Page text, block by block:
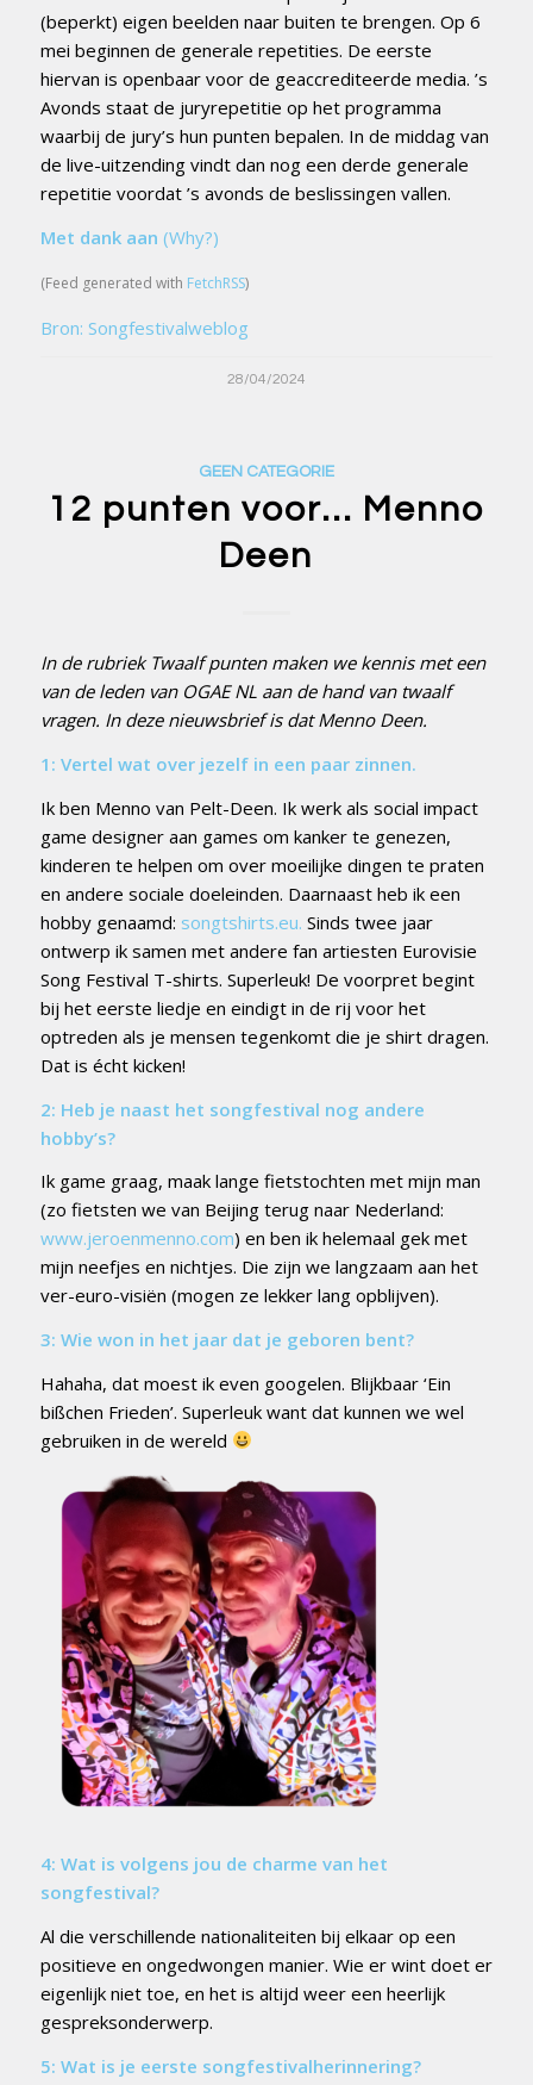
(beperkt) eigen beelden naar buiten te brengen. Op 6
mei beginnen de generale repetities. De eerste
hiervan is openbaar voor de geaccrediteerde media. ’s
Avonds staat de juryrepetitie op het programma
waarbij de jury’s hun punten bepalen. In de middag van
de live-uitzending vindt dan nog een derde generale
repetitie voordat ’s avonds de beslissingen vallen.
Met dank aan (Why?)
(Feed generated with FetchRSS)
Bron: Songfestivalweblog
28/04/2024
GEEN CATEGORIE
12 punten voor… Menno
Deen
In de rubriek Twaalf punten maken we kennis met een
van de leden van OGAE NL aan de hand van twaalf
vragen. In deze nieuwsbrief is dat Menno Deen.
1: Vertel wat over jezelf in een paar zinnen.
Ik ben Menno van Pelt-Deen. Ik werk als social impact
game designer aan games om kanker te genezen,
kinderen te helpen om over moeilijke dingen te praten
en andere sociale doeleinden. Daarnaast heb ik een
hobby genaamd: songtshirts.eu. Sinds twee jaar
ontwerp ik samen met andere fan artiesten Eurovisie
Song Festival T-shirts. Superleuk! De voorpret begint
bij het eerste liedje en eindigt in de rij voor het
optreden als je mensen tegenkomt die je shirt dragen.
Dat is écht kicken!
2: Heb je naast het songfestival nog andere
hobby’s?
Ik game graag, maak lange fietstochten met mijn man
(zo fietsten we van Beijing terug naar Nederland:
www.jeroenmenno.com) en ben ik helemaal gek met
mijn neefjes en nichtjes. Die zijn we langzaam aan het
ver-euro-visiën (mogen ze lekker lang opblijven).
3: Wie won in het jaar dat je geboren bent?
Hahaha, dat moest ik even googelen. Blijkbaar ‘Ein
bißchen Frieden’. Superleuk want dat kunnen we wel
gebruiken in de wereld
4: Wat is volgens jou de charme van het
songfestival?
Al die verschillende nationaliteiten bij elkaar op een
positieve en ongedwongen manier. Wie er wint doet er
eigenlijk niet toe, en het is altijd weer een heerlijk
gespreksonderwerp.
5: Wat is je eerste songfestivalherinnering?